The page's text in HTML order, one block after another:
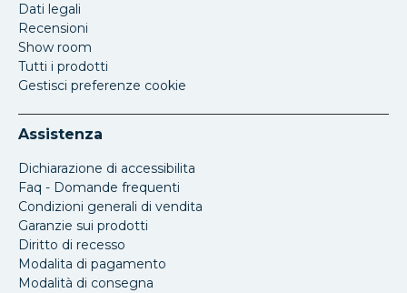
Dati legali
Recensioni
Show room
Tutti i prodotti
Gestisci preferenze cookie
Assistenza
Dichiarazione di accessibilita
Faq - Domande frequenti
Condizioni generali di vendita
Garanzie sui prodotti
Diritto di recesso
Modalita di pagamento
Modalità di consegna